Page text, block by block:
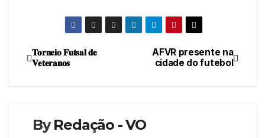
Navegação
AFVR presente na
cidade do futebol
𝐓𝐨𝐫𝐧𝐞𝐢𝐨 𝐅𝐮𝐭𝐬𝐚𝐥 𝐝𝐞
𝐕𝐞𝐭𝐞𝐫𝐚𝐧𝐨𝐬
ByRedação - VO